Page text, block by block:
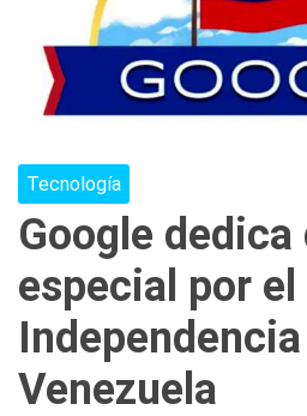
Tecnología
Google dedica
especial por el
Venezuela